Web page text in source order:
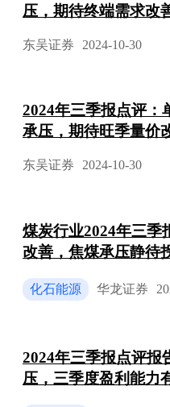
压，期待终端需求改
东吴证券 2024-10-30
2024年三季报点评：
承压，期待旺季量价
东吴证券 2024-10-30
煤炭行业2024年三季
改善，焦煤承压静待
化石能源 华龙证券
2024年三季报点评报
压，三季度盈利能力